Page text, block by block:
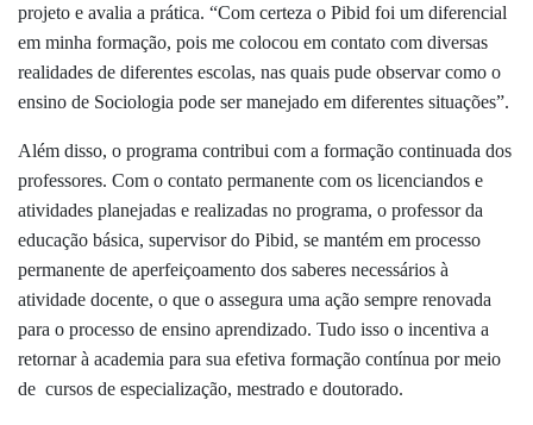
projeto e avalia a prática. “Com certeza o Pibid foi um diferencial
em minha formação, pois me colocou em contato com diversas
realidades de diferentes escolas, nas quais pude observar como o
ensino de Sociologia pode ser manejado em diferentes situações”.
Além disso, o programa contribui com a formação continuada dos
professores. Com o contato permanente com os licenciandos e
atividades planejadas e realizadas no programa, o professor da
educação básica, supervisor do Pibid, se mantém em processo
permanente de aperfeiçoamento dos saberes necessários à
atividade docente, o que o assegura uma ação sempre renovada
para o processo de ensino aprendizado. Tudo isso o incentiva a
retornar à academia para sua efetiva formação contínua por meio
de cursos de especialização, mestrado e doutorado.